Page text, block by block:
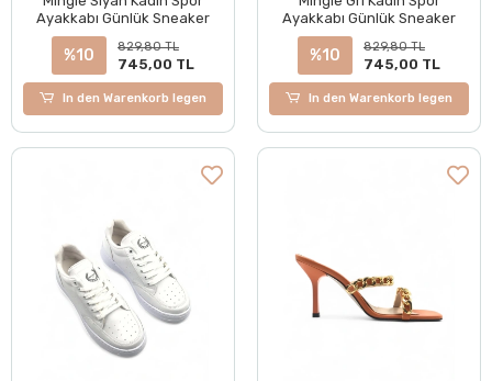
Ayakkabı Günlük Sneaker
%10 829,80 TL
745,00 TL
In den Warenkorb legen
Ayakkabı Günlük Sneaker
%10 829,80 TL
745,00 TL
In den Warenkorb legen